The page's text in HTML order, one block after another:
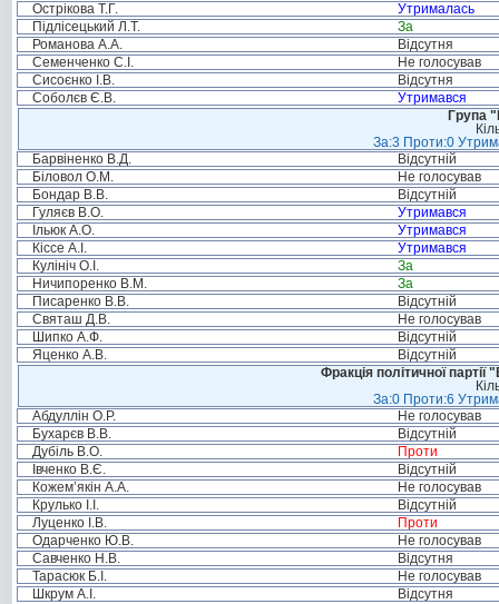
Острікова Т.Г.
Утрималась
Підлісецький Л.Т.
За
Романова А.А.
Відсутня
Семенченко С.І.
Не голосував
Сисоєнко І.В.
Відсутня
Соболєв Є.В.
Утримався
Група
За:3 Проти:0
Барвіненко В.Д.
Відсутній
Біловол О.М.
Не голосував
Бондар В.В.
Відсутній
Гуляєв В.О.
Утримався
Ільюк А.О.
Утримався
Кіссе А.І.
Утримався
Кулініч О.І.
За
Ничипоренко В.М.
За
Писаренко В.В.
Відсутній
Святаш Д.В.
Не голосував
Шипко А.Ф.
Відсутній
Яценко А.В.
Відсутній
Фракція політичної
За:0 Проти:6
Абдуллін О.Р.
Не голосував
Бухарєв В.В.
Відсутній
Дубіль В.О.
Проти
Івченко В.Є.
Відсутній
Кожем’якін А.А.
Не голосував
Крулько І.І.
Відсутній
Луценко І.В.
Проти
Одарченко Ю.В.
Не голосував
Савченко Н.В.
Відсутня
Тарасюк Б.І.
Не голосував
Шкрум А.І.
Відсутня